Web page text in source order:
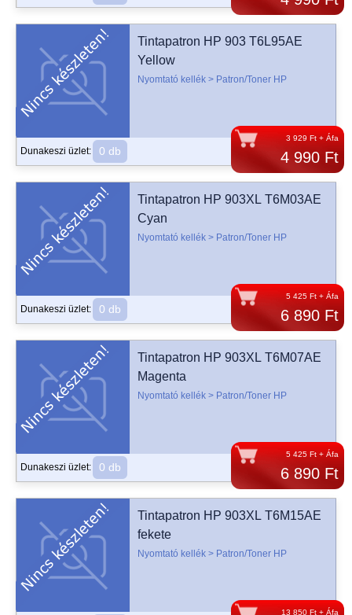
3 929 Ft + Áfa
4 990 Ft
Tintapatron HP 903 T6L95AE
Yellow
Nyomtató kellék > Patron/Toner HP
Dunakeszi üzlet: 0 db
5 425 Ft + Áfa
6 890 Ft
Tintapatron HP 903XL T6M03AE
Cyan
Nyomtató kellék > Patron/Toner HP
Dunakeszi üzlet: 0 db
5 425 Ft + Áfa
6 890 Ft
Tintapatron HP 903XL T6M07AE
Magenta
Nyomtató kellék > Patron/Toner HP
Dunakeszi üzlet: 0 db
13 850 Ft + Áfa
Tintapatron HP 903XL T6M15AE
fekete
Nyomtató kellék > Patron/Toner HP